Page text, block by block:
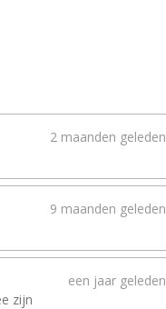
2 maanden geleden
9 maanden geleden
een jaar geleden
zijn